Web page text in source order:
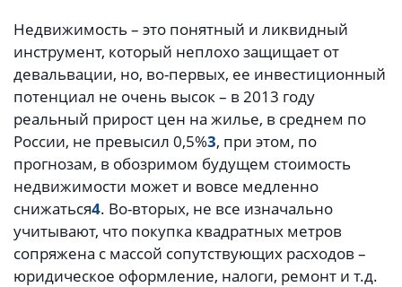
Недвижимость – это понятный и ликвидный
инструмент, который неплохо защищает от
девальвации, но, во-первых, ее инвестиционный
потенциал не очень высок – в 2013 году
реальный прирост цен на жилье, в среднем по
России, не превысил 0,5%3, при этом, по
прогнозам, в обозримом будущем стоимость
недвижимости может и вовсе медленно
снижаться4. Во-вторых, не все изначально
учитывают, что покупка квадратных метров
сопряжена с массой сопутствующих расходов –
юридическое оформление, налоги, ремонт и т.д.